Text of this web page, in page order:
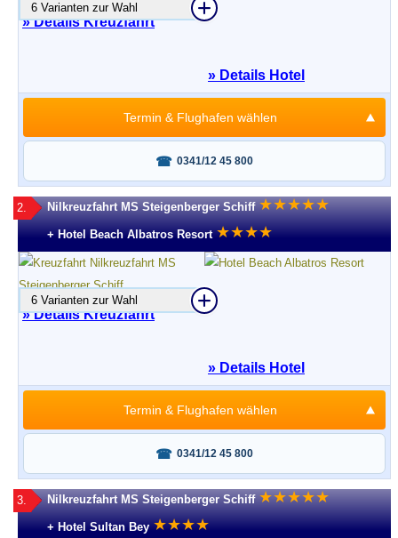
» Details Kreuzfahrt
6 Varianten zur Wahl
» Details Hotel
0341/12 45 800
Termin & Flughafen wählen
2. Nilkreuzfahrt MS Steigenberger Schiff ★★★★★
+ Hotel Beach Albatros Resort ★★★★
» Details Kreuzfahrt
6 Varianten zur Wahl
» Details Hotel
0341/12 45 800
Termin & Flughafen wählen
3. Nilkreuzfahrt MS Steigenberger Schiff ★★★★★
+ Hotel Sultan Bey ★★★★